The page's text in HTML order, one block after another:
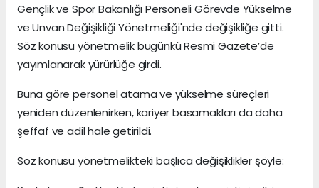
Gençlik ve Spor Bakanlığı Personeli Görevde Yükselme
ve Unvan Değişikliği Yönetmeliği'nde değişikliğe gitti.
Söz konusu yönetmelik bugünkü Resmi Gazete’de
yayımlanarak yürürlüğe girdi.
Buna göre personel atama ve yükselme süreçleri
yeniden düzenlenirken, kariyer basamakları da daha
şeffaf ve adil hale getirildi.
Söz konusu yönetmelikteki başlıca değişiklikler şöyle: